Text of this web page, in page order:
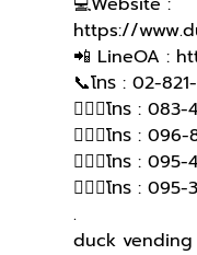
https://
📲 LineOA :
📞โทร : 02-
🙋🏻‍♀️โทร :
🙋🏻‍♀โทร :
🙋🏻‍♀โทร :
🙋🏻‍♀️โทร :
.
duck vending